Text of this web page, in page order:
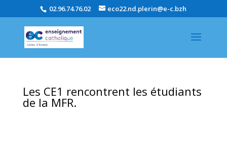
02.96.74.76.02 eco22.nd.plerin@e-c.bzh
Les CE1 rencontrent les étudiants
de la MFR.